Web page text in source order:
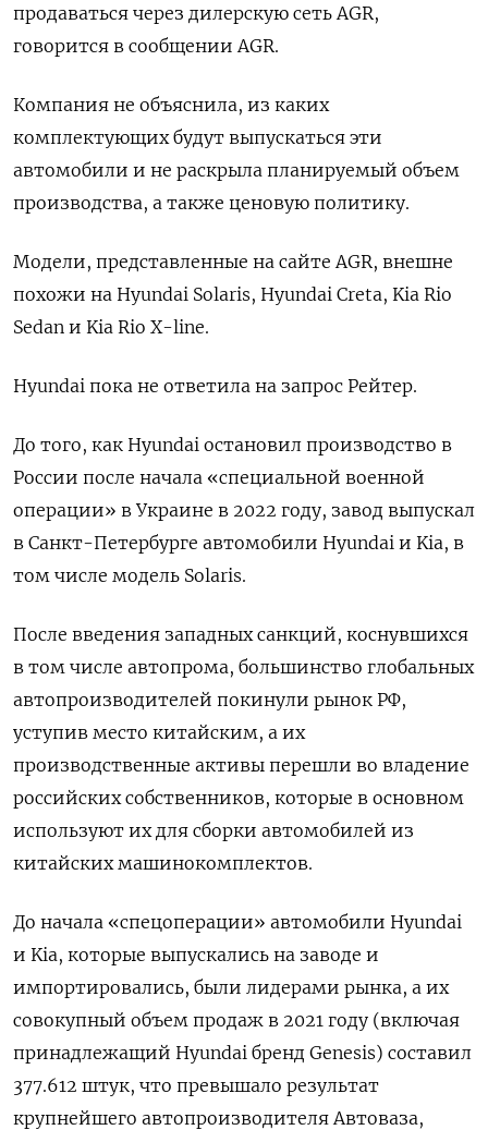
продаваться через дилерскую сеть AGR,
говорится в сообщении AGR.
Компания не объяснила, из каких
комплектующих будут выпускаться эти
автомобили и не раскрыла планируемый объем
производства, а также ценовую политику.
Модели, представленные на сайте AGR, внешне
похожи на Hyundai Solaris, Hyundai Creta, Kia Rio
Sedan и Kia Rio X-line.
Hyundai пока не ответила на запрос Рейтер.
До того, как Hyundai остановил производство в
России после начала «специальной военной
операции» в Украине в 2022 году, завод выпускал
в Санкт-Петербурге автомобили Hyundai и Kia, в
том числе модель Solaris.
После введения западных санкций, коснувшихся
в том числе автопрома, большинство глобальных
автопроизводителей покинули рынок РФ,
уступив место китайским, а их
производственные активы перешли во владение
российских собственников, которые в основном
используют их для сборки автомобилей из
китайских машинокомплектов.
До начала «спецоперации» автомобили Hyundai
и Kia, которые выпускались на заводе и
импортировались, были лидерами рынка, а их
совокупный объем продаж в 2021 году (включая
принадлежащий Hyundai бренд Genesis) составил
377.612 штук, что превышало результат
крупнейшего автопроизводителя Автоваза,